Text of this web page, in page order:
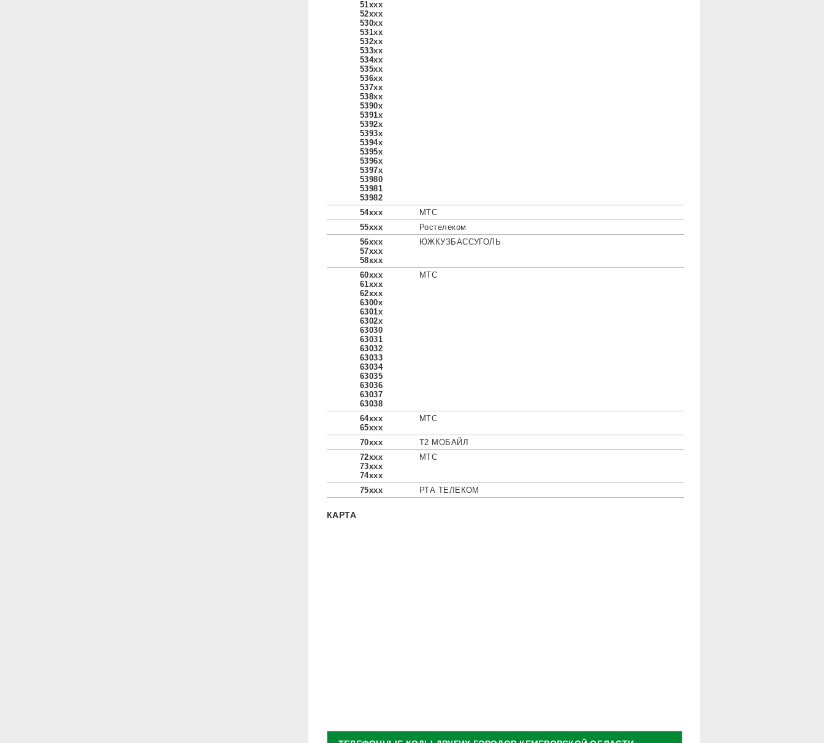
51xxx
52xxx
530xx
531xx
532xx
533xx
534xx
535xx
536xx
537xx
538xx
5390x
5391x
5392x
5393x
5394x
5395x
5396x
5397x
53980
53981
53982
54xxx
МТС
55xxx
Ростелеком
56xxx
57xxx
58xxx
ЮЖКУЗБАССУГОЛЬ
60xxx
61xxx
62xxx
6300x
6301x
6302x
63030
63031
63032
63033
63034
63035
63036
63037
63038
МТС
64xxx
65xxx
МТС
70xxx
Т2 МОБАЙЛ
72xxx
73xxx
74xxx
МТС
75xxx РТА ТЕЛЕКОМ
КАРТА